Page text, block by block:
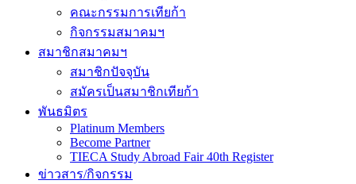
คณะกรรมการเทียก้า
กิจกรรมสมาคมฯ
สมาชิกสมาคมฯ
สมาชิกปัจจุบัน
สมัครเป็นสมาชิกเทียก้า
พันธมิตร
Platinum Members
Become Partner
TIECA Study Abroad Fair 40th Register
ข่าวสาร/กิจกรรม